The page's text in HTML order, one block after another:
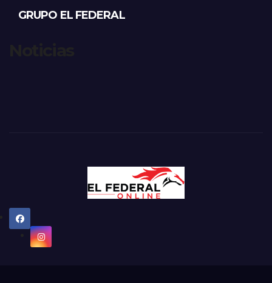
GRUPO EL FEDERAL